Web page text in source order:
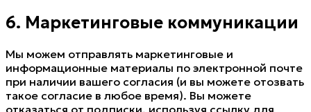
6. Маркетинговые коммуникации
Мы можем отправлять маркетинговые и
информационные материалы по электронной почте
при наличии вашего согласия (и вы можете отозвать
такое согласие в любое время). Вы можете
отказаться от подписки, используя ссылку для